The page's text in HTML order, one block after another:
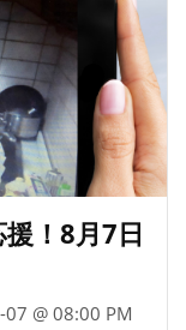
！8月7日
@ 08:00 PM